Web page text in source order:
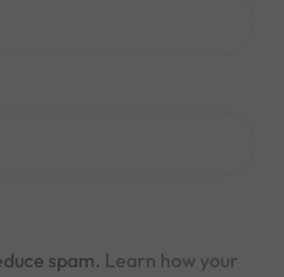
spam. Learn how your